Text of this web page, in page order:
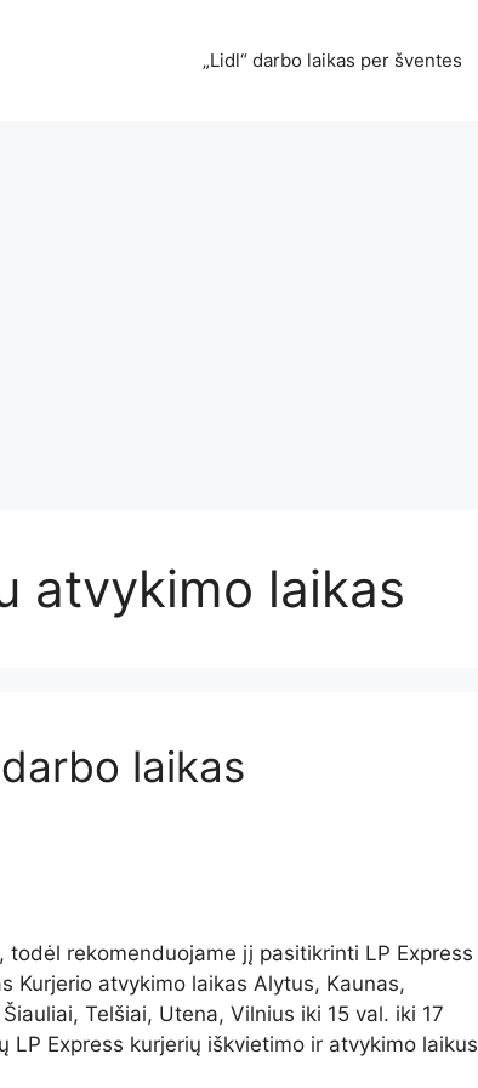
„Lidl“ darbo laikas per šventes
atvykimo laikas
laikas
rekomenduojame jį pasitikrinti LP Express
Kurjerio atvykimo laikas Alytus, Kaunas,
Telšiai, Utena, Vilnius iki 15 val. iki 17
LP Express kurjerių iškvietimo ir atvykimo laikus